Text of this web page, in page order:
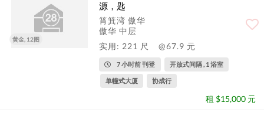
黄金, 12图
源，匙
筲箕湾 傲华
傲华 中层
实用: 221 尺
@67.9 元
7 小时前 刊登 开放式间隔 , 1 浴室
单幢式大厦 协成行
租 $15,000 元